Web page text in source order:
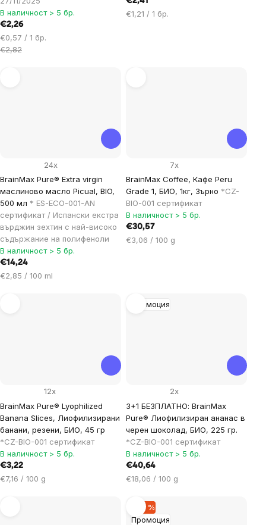
В наличност > 5 бр.
€2,26
Цена
за
€0,57 / 1 бр.
€2,82
Цена
€1,21 / 1 бр.
BrainMax Pure® Extra virgin
маслиново масло Picual, BIO,
500 мл * ES-ECO-001-AN
сертификат / Испански екстра
върджин зехтин с най-високо
съдържание на полифеноли
24x
В наличност > 5 бр.
€14,24
Цена
€2,85 / 100 ml
BrainMax Coffee, Кафе Peru
Grade 1, БИО, 1кг, Зърно *CZ-
BIO-001 сертификат
7x
В наличност > 5 бр.
€30,57
Цена
€3,06 / 100 g
BrainMax Pure® Lyophilized
Banana Slices, Лиофилизирани
банани, резени, БИО, 45 гр
*CZ-BIO-001 сертификат
12x
В наличност > 5 бр.
€3,22
Цена
€7,16 / 100 g
Промоция
3+1 БЕЗПЛАТНО: BrainMax
Pure® Лиофилизиран ананас в
черен шоколад, БИО, 225 гр.
*CZ-BIO-001 сертификат
2x
В наличност > 5 бр.
€40,64
Цена
мярка:
€18,06 / 100 g
Промоция
–20 %